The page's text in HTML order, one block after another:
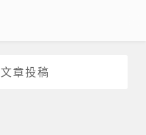
文章投稿